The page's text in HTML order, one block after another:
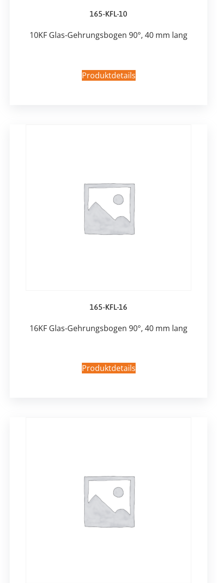
165-KFL-10
10KF Glas-Gehrungsbogen 90°, 40 mm lang
Produktdetails
165-KFL-16
16KF Glas-Gehrungsbogen 90°, 40 mm lang
Produktdetails